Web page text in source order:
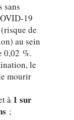
sans
19
de
au sein
0,02 %.
le
mourir
à 1 sur
;